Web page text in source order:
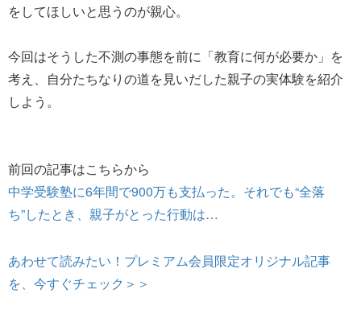
をしてほしいと思うのが親心。
今回はそうした不測の事態を前に「教育に何が必要か」を
考え、自分たちなりの道を見いだした親子の実体験を紹介
しよう。
前回の記事はこちらから
中学受験塾に6年間で900万も支払った。それでも“全落
ち”したとき、親子がとった行動は…
あわせて読みたい！プレミアム会員限定オリジナル記事
を、今すぐチェック＞＞